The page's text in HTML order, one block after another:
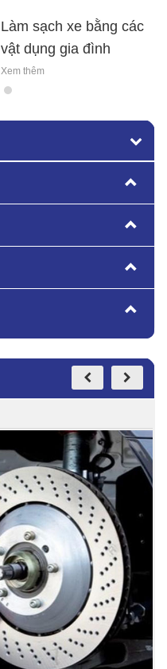
làm sạch xe bằng các
vật dụng gia đình
Xem thêm